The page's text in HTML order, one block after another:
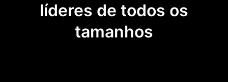
líderes de todos os
tamanhos